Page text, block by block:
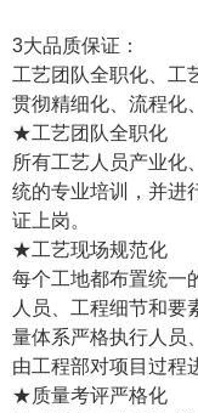
3大品质保证：
工艺团队全职化、工
贯彻精细化、流程化
★工艺团队全职化
所有工艺人员产业化
统的专业培训，并进
证上岗。
★工艺现场规范化
每个工地都布置统一
人员、工程细节和要
量体系严格执行人员
由工程部对项目过程
★质量考评严格化